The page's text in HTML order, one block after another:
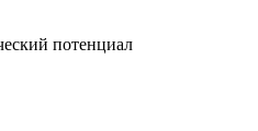
потенциал